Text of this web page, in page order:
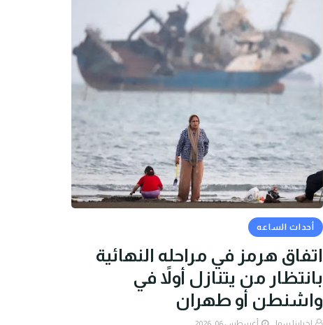
أحداث الساعه
اتفاق هرمز في مراحله النهائية
بانتظار من يتنازل أولاً في
واشنطن أو طهران